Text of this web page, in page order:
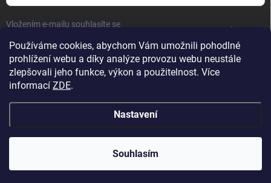
Používáme cookies, abychom Vám umožnili pohodlné
prohlížení webu a díky analýze provozu webu neustále
zlepšovali jeho funkce, výkon a použitelnost. Více
informací ZDE.
Nastavení
Souhlasím
Přejeme krásné prázdniny! 🧡 | Vaše objednávky
Vložením e-mailu souhlasíte se .
Přihlásit se
Copyright 2026Hračky vzdělávačky. Všechna práva vyhrazena.Upravit
nastavení cookies